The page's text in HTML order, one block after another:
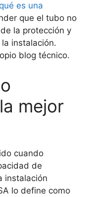
qué es una
que el tubo no
la protección y
instalación.
blog técnico.
mejor
cuando
de
instalación
lo define como